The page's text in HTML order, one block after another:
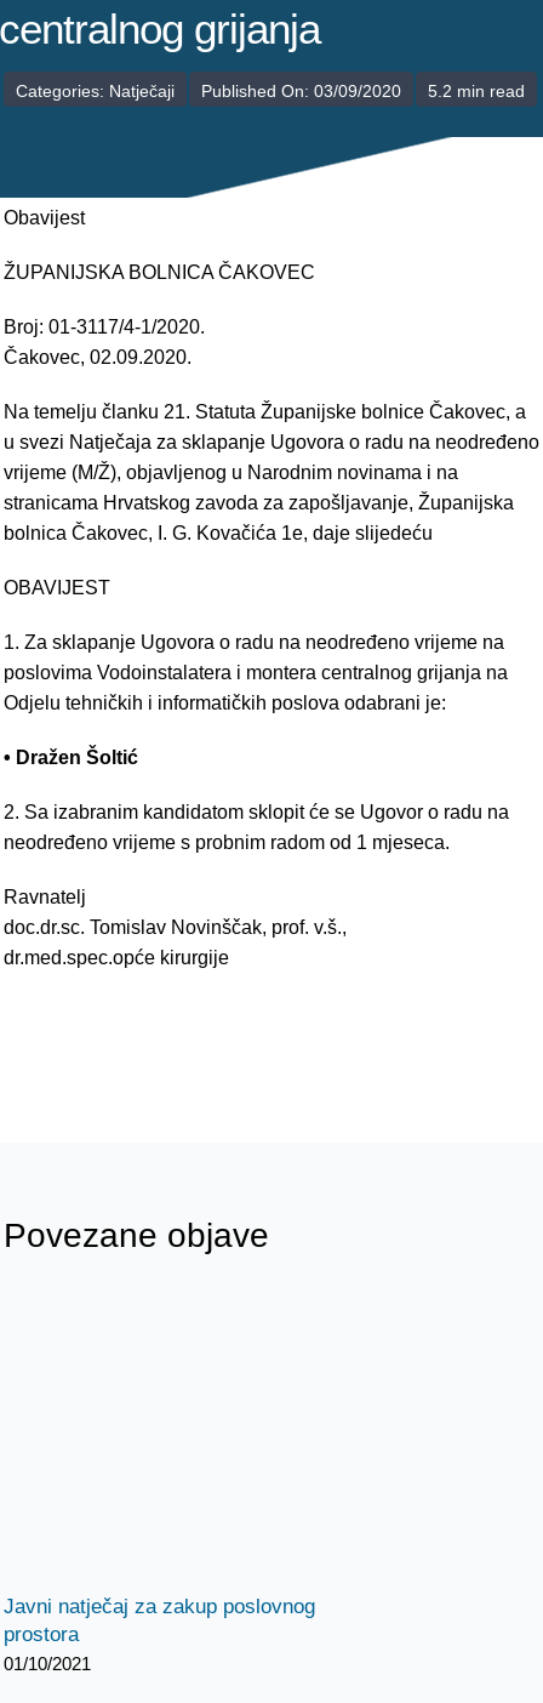
PALIJATIVNA SKRB
grijanja
Categories: Natječaji Published On: 03/09/2020 5.2 min read
Obavijest
ŽUPANIJSKA BOLNICA ČAKOVEC
Broj: 01-3117/4-1/2020.
Čakovec, 02.09.2020.
Na temelju članku 21. Statuta Županijske bolnice Čakovec, a
u svezi Natječaja za sklapanje Ugovora o radu na neodređeno
vrijeme (M/Ž), objavljenog u Narodnim novinama i na
stranicama Hrvatskog zavoda za zapošljavanje, Županijska
bolnica Čakovec, I. G. Kovačića 1e, daje slijedeću
OBAVIJEST
1. Za sklapanje Ugovora o radu na neodređeno vrijeme na
poslovima Vodoinstalatera i montera centralnog grijanja na
Odjelu tehničkih i informatičkih poslova odabrani je:
• Dražen Šoltić
2. Sa izabranim kandidatom sklopit će se Ugovor o radu na
neodređeno vrijeme s probnim radom od 1 mjeseca.
Ravnatelj
doc.dr.sc. Tomislav Novinščak, prof. v.š.,
dr.med.spec.opće kirurgije
Povezane objave
Javni natječaj za zakup poslovnog
prostora
01/10/2021